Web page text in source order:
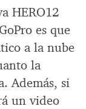
HERO12
es que
a la nube
la
Además, si
un video